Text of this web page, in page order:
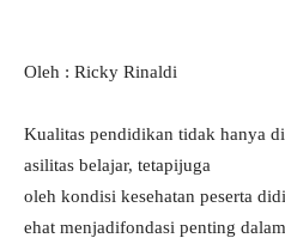
Oleh : Ricky Rinaldi
Kualitas pendidikan tidak hanya
asilitas belajar, tetapijuga
oleh kondisi kesehatan peserta
ehat menjadifondasi penting